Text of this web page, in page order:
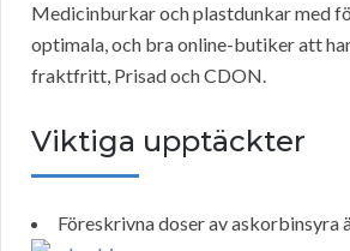
Medicinburkar och plastdunkar med
optimala, och bra online-butiker att
fraktfritt, Prisad och CDON.
Viktiga upptäckter
Föreskrivna doser av askorbinsyra